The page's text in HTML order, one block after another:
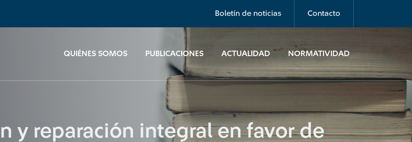
Boletín de noticias Contacto
QUIÉNES SOMOS PUBLICACIONES ACTUALIDAD NORMATIVIDAD
y reparación integral en favor de